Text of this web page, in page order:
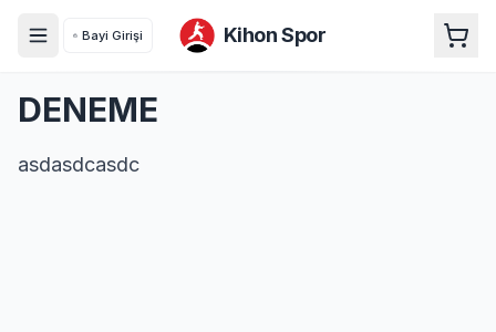
Bayi Girişi Kihon Spor
DENEME
asdasdcasdc